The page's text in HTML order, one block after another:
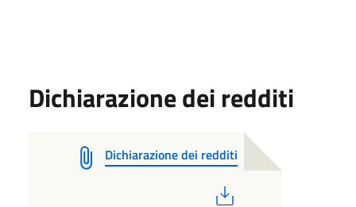
Dichiarazione dei redditi
Dichiarazione dei redditi